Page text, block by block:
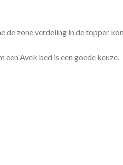
de zone verdeling in de topper
Avek bed is een goede keuze.